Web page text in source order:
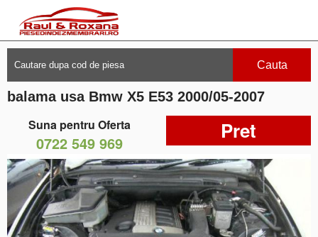
Cauta
balama usa Bmw X5 E53 2000/05-2007
Suna pentru Oferta
0722 549 969 Pret